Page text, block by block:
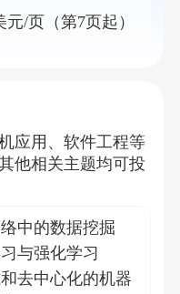
/页（第7页起）
应用、软件工程等
他相关主题均可投
中的数据挖掘
与强化学习
去中心化的机器